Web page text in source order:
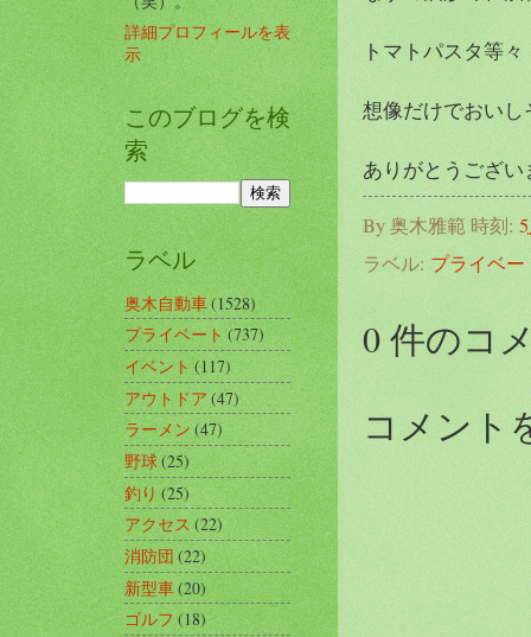
トマトパスタ等々
想像だけでおい
ありがとうござい
By奥木雅範 時刻:
ラベル: プライベー
0 件のコ
コメント
詳細プロフィールを表
示
このブログを検
索
ラベル
奥木自動車(1528)
プライベート(737)
イベント(117)
アウトドア(47)
ラーメン(47)
野球(25)
釣り(25)
アクセス(22)
消防団(22)
新型車(20)
ゴルフ(18)